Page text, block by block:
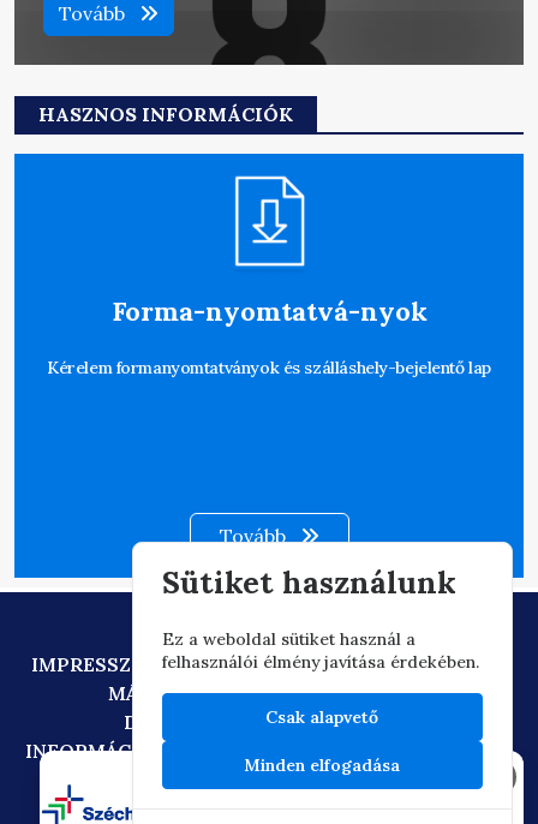
Tovább
HASZNOS INFORMÁCIÓK
Forma-nyomtatvá-nyok
Kérelem formanyomtatványok és szálláshely-bejelentő lap
Tovább
IMPRESSZUMADATVÉDELEMTECHNIKAI AJÁNLÁS
MÁSOLATKÉSZÍTÉSI SZABÁLYZAT
DIGITÁLIS ÁLLAMPOLGÁRSÁG
INFORMÁCIÓÁTADÁSI SZABÁLYZAT
OIF/FACEBOOK
Sütiket használunk
Ez a weboldal sütiket használ a
felhasználói élmény javítása érdekében.
Csak alapvető
Minden elfogadása